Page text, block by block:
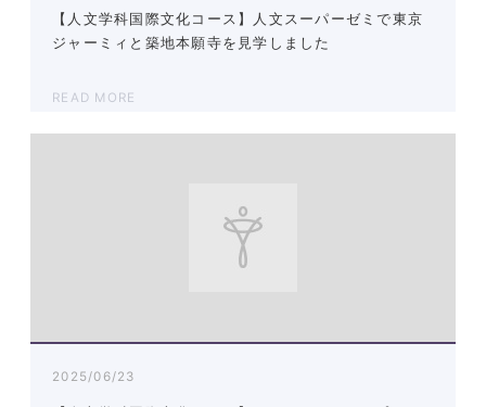
【人文学科国際文化コース】人文スーパーゼミで東京
ジャーミィと築地本願寺を見学しました
READ MORE
2025/06/23